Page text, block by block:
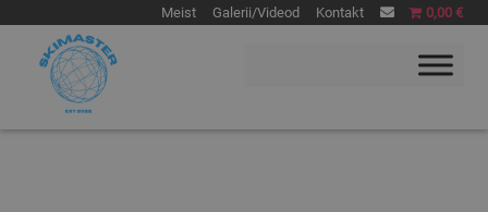
Meist Galerii/Videod Kontakt 0,00 €